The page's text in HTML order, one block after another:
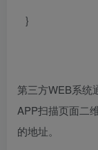
}
第三方WEB系统
APP扫描页面二
的地址。